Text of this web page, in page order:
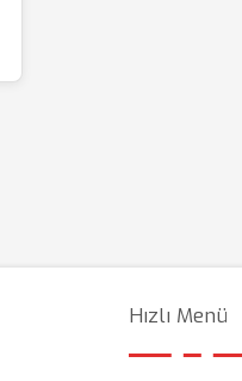
Hızlı Menü